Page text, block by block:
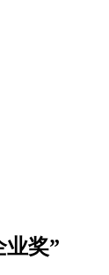
业奖”